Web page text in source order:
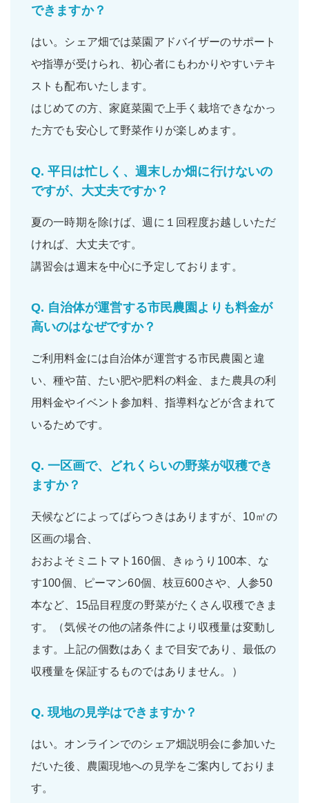
できますか？
はい。シェア畑では菜園アドバイザーのサポート
や指導が受けられ、初心者にもわかりやすいテキ
ストも配布いたします。
はじめての方、家庭菜園で上手く栽培できなかっ
た方でも安心して野菜作りが楽しめます。
Q. 平日は忙しく、週末しか畑に行けないの
ですが、大丈夫ですか？
夏の一時期を除けば、週に１回程度お越しいただ
ければ、大丈夫です。
講習会は週末を中心に予定しております。
Q. 自治体が運営する市民農園よりも料金が
高いのはなぜですか？
ご利用料金には自治体が運営する市民農園と違
い、種や苗、 たい肥や肥料の料金 、また 農具の利
用料金やイベント参加料 指導料などが含まれて
いるためです。
Q. 一区画で、どれくらいの野菜が収穫でき
ますか？
天候などによってばらつきはありますが、10㎡の
区画の場合、
おおよそ ミニトマト160個 きゅうり100本
な
す100個
ピーマン60個 枝豆600さや、
人参50
本など、 15品目程度の野菜がたくさん収穫できま
す。（気候その他の諸条件により収穫量は変動し
ます。上記の個数はあくまで目安であり、最低の
収穫量を保証するものではありません。）
Q. 現地の見学はできますか？
はい。 オンラインでのシェア畑説明会に参加いた
だいた後、農園現地への 見学をご案内 しておりま
す。